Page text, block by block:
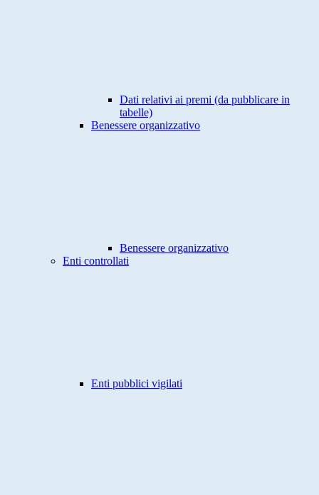
Dati relativi ai premi (da pubblicare in
tabelle)
Benessere organizzativo
Benessere organizzativo
Enti controllati
Enti pubblici vigilati